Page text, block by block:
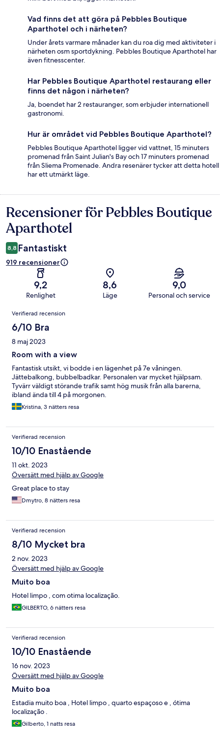
Vad finns det att göra på Pebbles Boutique
Aparthotel och i närheten?
Under årets varmare månader kan du roa dig med aktiviteter i
närheten osm sportdykning. Pebbles Boutique Aparthotel har
även fitnesscenter.
Har Pebbles Boutique Aparthotel restaurang eller
finns det någon i närheten?
Ja, boendet har 2 restauranger, som erbjuder internationell
gastronomi.
Hur är området vid Pebbles Boutique Aparthotel?
Pebbles Boutique Aparthotel ligger vid vattnet, 15 minuters
promenad från Saint Julian's Bay och 17 minuters promenad
från Sliema Promenade. Andra resenärer tycker att detta hotell
har ett utmärkt läge.
Recensioner
Recensioner för Pebbles Boutique
Aparthotel
8,8 Fantastiskt
919 recensioner
9,2
Renlighet
8,6
Läge
9,0
Personal och service
Recensioner
Verifierad recension
6/10 Bra
8 maj 2023
Room with a view
Fantastisk utsikt, vi bodde i en lägenhet på 7e våningen.
Jättebalkong, bubbelbadkar. Personalen var mycket hjälpsam.
Tyvärr väldigt störande trafik samt hög musik från alla barerna,
ibland ända till 4 på morgonen.
Kristina, 3 nätters resa
Verifierad recension
10/10 Enastående
11 okt. 2023
Översätt med hjälp av Google
Great place to stay
Dmytro, 8 nätters resa
Verifierad recension
8/10 Mycket bra
2 nov. 2023
Översätt med hjälp av Google
Muito boa
Hotel limpo , com otima localização.
GILBERTO, 6 nätters resa
Verifierad recension
10/10 Enastående
16 nov. 2023
Översätt med hjälp av Google
Muito boa
Estadia muito boa , Hotel limpo , quarto espaçoso e , ótima
localização .
Gilberto, 1 natts resa